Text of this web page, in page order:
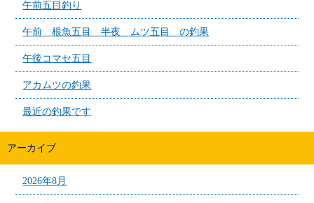
午前五目釣り
午前 根魚五目 半夜 ムツ五目 の釣果
午後コマセ五目
アカムツの釣果
最近の釣果です
アーカイブ
2026年8月